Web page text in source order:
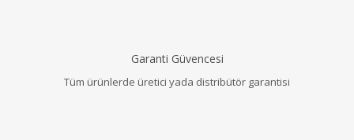
Garanti Güvencesi
Tüm ürünlerde üretici yada distribütör garantisi